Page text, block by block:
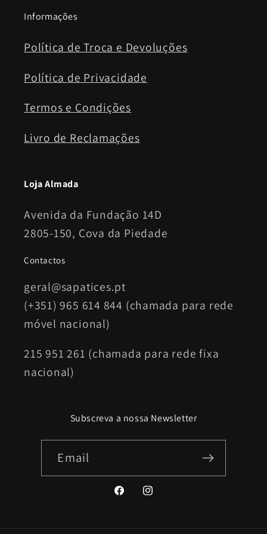
Informações
Política de Troca e Devoluções
Política de Privacidade
Termos e Condições
Livro de Reclamações
Loja Almada
Avenida da Fundação 14D
2805-150, Cova da Piedade
Contactos
geral@sapatices.pt
(+351) 965 614 844 (chamada para rede
móvel nacional)
215 951 261 (chamada para rede fixa
nacional)
Subscreva a nossa Newsletter
Email
FacebookInstagram